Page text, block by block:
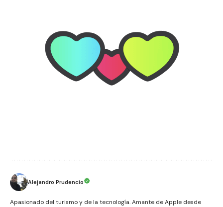
Alejandro Prudencio
Apasionado del turismo y de la tecnología. Amante de Apple desde